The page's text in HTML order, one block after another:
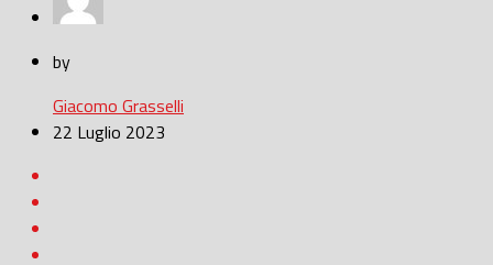
by
Giacomo Grasselli
22 Luglio 2023